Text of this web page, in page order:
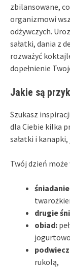
zbilansowane,
organizmowi
odżywczych.
sałatki, dania z
rozważyć
dopełnienie
Jakie są
Szukasz
dla Ciebie kilka
sałatki i
Twój dzień
drugie
obiad:
rukolą,